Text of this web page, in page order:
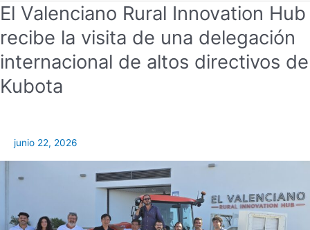
El Valenciano Rural Innovation Hub
recibe la visita de una delegación
internacional de altos directivos de
Kubota
junio 22, 2026
El
Valenciano
Rural
Innovation
Hub
recibe
una
delegación
internacional
directivos